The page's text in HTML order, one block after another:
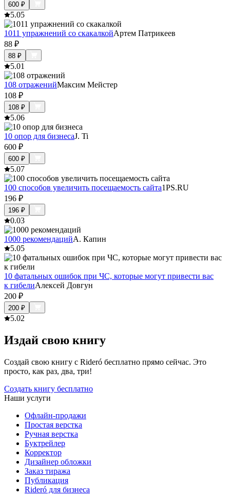
600 ₽
5.05
1011 упражнений со скакалкойАртем Патрикеев
88 ₽
88 ₽
5.01
108 отраженийМаксим Мейстер
108 ₽
108 ₽
5.06
10 опор для бизнесаJ. Ti
600 ₽
600 ₽
5.07
100 способов увеличить посещаемость сайта1PS.RU
196 ₽
196 ₽
0.03
1000 рекомендацийА. Капин
5.05
10 фатальных ошибок при ЧС, которые могут привести вас
к гибелиАлексей Довгун
200 ₽
200 ₽
5.02
Издай свою книгу
Создай свою книгу с Rideró бесплатно прямо сейчас. Это
просто, как раз, два, три!
Создать книгу бесплатно
Наши услуги
Офлайн-продажи
Простая верстка
Ручная верстка
Буктрейлер
Корректор
Дизайнер обложки
Заказ тиража
Публикация
Rideró для бизнеса